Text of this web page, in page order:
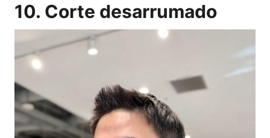
10. Corte desarrumado